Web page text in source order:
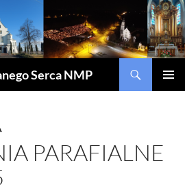
Serca NMP
PARAFIALNE